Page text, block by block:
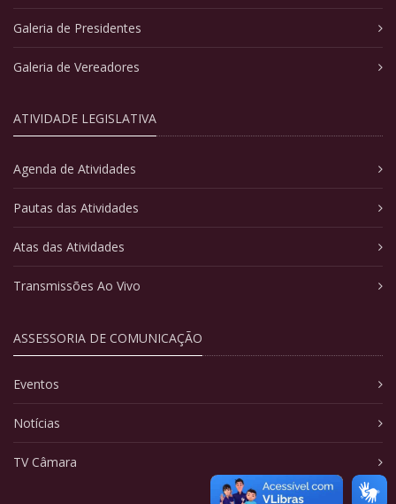
Galeria de Presidentes
Galeria de Vereadores
ATIVIDADE LEGISLATIVA
Agenda de Atividades
Pautas das Atividades
Atas das Atividades
Transmissões Ao Vivo
ASSESSORIA DE COMUNICAÇÃO
Eventos
Notícias
TV Câmara